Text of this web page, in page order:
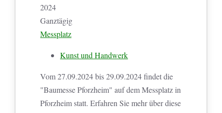
2024
Ganztägig
Messplatz
Kunst und Handwerk
Vom 27.09.2024 bis 29.09.2024 findet die
"Baumesse Pforzheim" auf dem Messplatz in
Pforzheim statt. Erfahren Sie mehr über diese